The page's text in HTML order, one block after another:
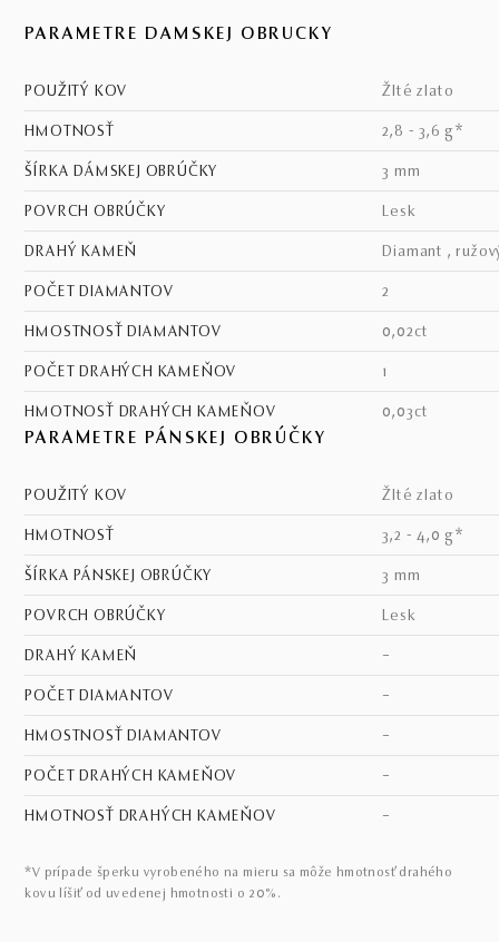
PARAMETRE DÁMSKEJ OBRÚČKY
POUŽITÝ KOV žlté zlato
HMOTNOSŤ 2,8 - 3,6 g*
ŠÍRKA DÁMSKEJ OBRÚČKY 3 mm
POVRCH OBRÚČKY lesk
DRAHÝ KAMEŇ diamant ,
POČET DIAMANTOV 2
HMOSTNOSŤ DIAMANTOV 0,02ct
POČET DRAHÝCH KAMEŇOV 1
HMOTNOSŤ DRAHÝCH KAMEŇOV 0,03ct
PARAMETRE PÁNSKEJ OBRÚČKY
POUŽITÝ KOV žlté zlato
HMOTNOSŤ 3,2 - 4,0 g*
ŠÍRKA PÁNSKEJ OBRÚČKY 3 mm
POVRCH OBRÚČKY lesk
DRAHÝ KAMEŇ –
POČET DIAMANTOV –
HMOSTNOSŤ DIAMANTOV –
POČET DRAHÝCH KAMEŇOV –
HMOTNOSŤ DRAHÝCH KAMEŇOV –
*V prípade šperku vyrobeného na mieru sa môže hmotnosť drahého
kovu líšiť od uvedenej hmotnosti o 20%.